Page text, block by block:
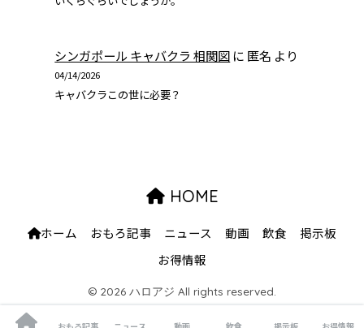
シンガポール キャバクラ 相関図 に 匿名 より
04/14/2026
キャバクラこの世に必要？
HOME
ホーム おもろ記事 ニュース 動画 飲食
掲示板
お得情報
© 2026 ハロアジ All rights reserved.